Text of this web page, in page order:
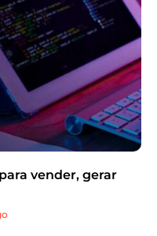
vender, gerar